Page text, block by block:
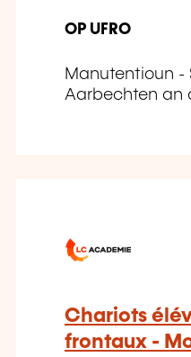
OP UFRO
Manutentioun -
Aarbechten an
Chariots
frontaux -